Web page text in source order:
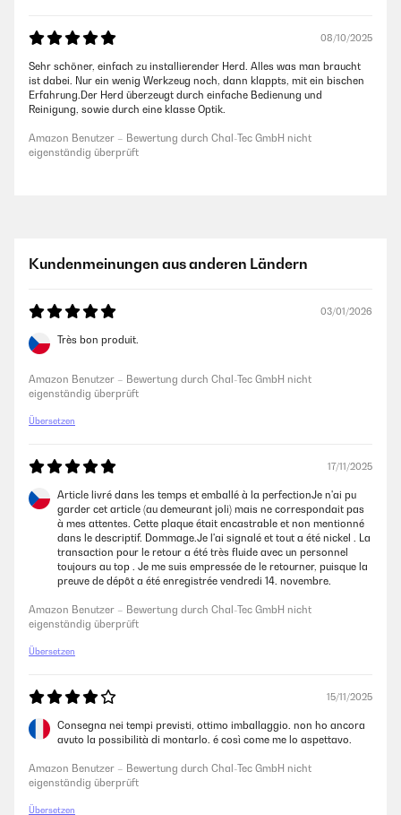
08/10/2025
Sehr schöner, einfach zu installierender Herd. Alles was man braucht
ist dabei. Nur ein wenig Werkzeug noch, dann klappts, mit ein bischen
Erfahrung.Der Herd überzeugt durch einfache Bedienung und
Reinigung, sowie durch eine klasse Optik.
Amazon Benutzer – Bewertung durch Chal-Tec GmbH nicht
eigenständig überprüft
Kundenmeinungen aus anderen Ländern
03/01/2026
Très bon produit.
Amazon Benutzer – Bewertung durch Chal-Tec GmbH nicht
eigenständig überprüft
Übersetzen
17/11/2025
Article livré dans les temps et emballé à la perfectionJe n'ai pu
garder cet article (au demeurant joli) mais ne correspondait pas
à mes attentes. Cette plaque était encastrable et non mentionné
dans le descriptif. Dommage.Je l'ai signalé et tout a été nickel . La
transaction pour le retour a été très fluide avec un personnel
toujours au top . Je me suis empressée de le retourner, puisque la
preuve de dépôt a été enregistrée vendredi 14. novembre.
Amazon Benutzer – Bewertung durch Chal-Tec GmbH nicht
eigenständig überprüft
Übersetzen
15/11/2025
Consegna nei tempi previsti, ottimo imballaggio. non ho ancora
avuto la possibilità di montarlo. é così come me lo aspettavo.
Amazon Benutzer – Bewertung durch Chal-Tec GmbH nicht
eigenständig überprüft
Übersetzen